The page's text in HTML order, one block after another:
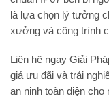
là lựa chọn lý tưởng
xưởng và công trình
Liên hệ ngay Giải
giá ưu đãi và trải
an ninh toàn diện cho